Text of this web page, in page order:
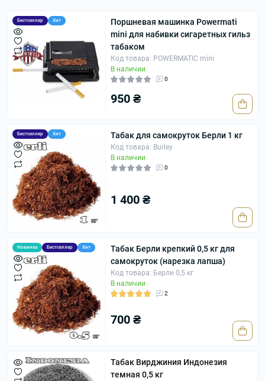
Бестселлер Хит
Поршневая машинка Powermati
mini для набивки сигаретных гильз
табаком
Код товара: POWERMATIC mini
В наличии
0
950 ₴
Бестселлер Хит Табак для самокруток Берли 1 кг
Код товара: Burley
В наличии
0
1 400 ₴
Новинка Бестселлер Хит
Табак Берли крепкий 0,5 кг для
самокруток (нарезка лапша)
Код товара: Берли 0,5 кг
В наличии
2
700 ₴
Табак Вирджиния Индонезия
темная 0,5 кг